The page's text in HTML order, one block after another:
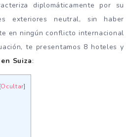
diplomáticamente por su
exteriores neutral, sin haber
en ningún conflicto internacional
te presentamos 8 hoteles y
Suiza:
[Ocultar]